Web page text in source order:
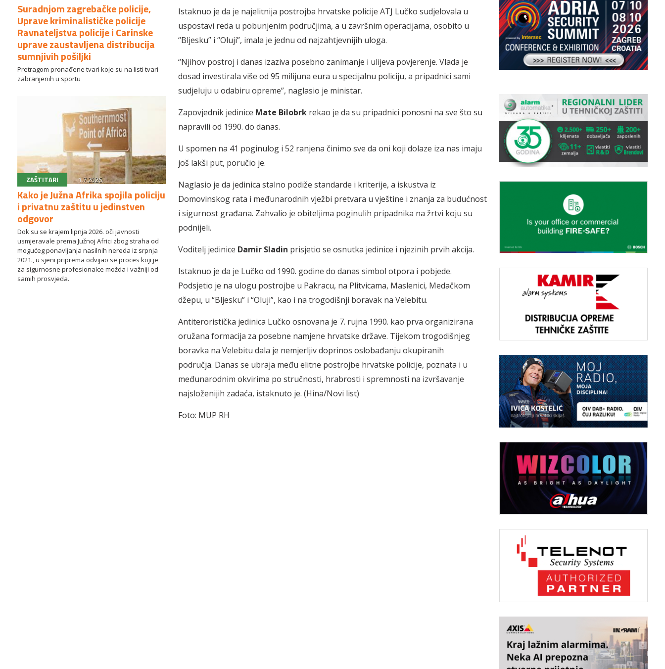
Suradnjom zagrebačke policije,
Uprave kriminalističke policije
Ravnateljstva policije i Carinske
uprave zaustavljena distribucija
sumnjivih pošiljki
Pretragom pronađene tvari koje su na listi tvari
zabranjenih u sportu
ZAŠTITARI 1.7.2026.
Kako je Južna Afrika spojila policiju
i privatnu zaštitu u jedinstven
odgovor
Dok su se krajem lipnja 2026. oči javnosti
usmjeravale prema Južnoj Africi zbog straha od
mogućeg ponavljanja nasilnih nereda iz srpnja
2021., u sjeni priprema odvijao se proces koji je
za sigurnosne profesionalce možda i važniji od
samih prosvjeda.
Istaknuo je da je najelitnija postrojba hrvatske policije ATJ Lučko sudjelovala u
uspostavi reda u pobunjenim područjima, a u završnim operacijama, osobito u
“Bljesku” i “Oluji”, imala je jednu od najzahtjevnijih uloga.
“Njihov postroj i danas izaziva posebno zanimanje i ulijeva povjerenje. Vlada je
dosad investirala više od 95 milijuna eura u specijalnu policiju, a pripadnici sami
sudjeluju u odabiru opreme”, naglasio je ministar.
Zapovjednik jedinice Mate Bilobrk rekao je da su pripadnici ponosni na sve što su
napravili od 1990. do danas.
U spomen na 41 poginulog i 52 ranjena činimo sve da oni koji dolaze iza nas imaju
još lakši put, poručio je.
Naglasio je da jedinica stalno podiže standarde i kriterije, a iskustva iz
Domovinskog rata i međunarodnih vježbi pretvara u vještine i znanja za budućnost
i sigurnost građana. Zahvalio je obiteljima poginulih pripadnika na žrtvi koju su
podnijeli.
Voditelj jedinice Damir Sladin prisjetio se osnutka jedinice i njezinih prvih akcija.
Istaknuo je da je Lučko od 1990. godine do danas simbol otpora i pobjede.
Podsjetio je na ulogu postrojbe u Pakracu, na Plitvicama, Maslenici, Medačkom
džepu, u “Bljesku” i “Oluji”, kao i na trogodišnji boravak na Velebitu.
Antiteroristička jedinica Lučko osnovana je 7. rujna 1990. kao prva organizirana
oružana formacija za posebne namjene hrvatske države. Tijekom trogodišnjeg
boravka na Velebitu dala je nemjerljiv doprinos oslobađanju okupiranih
područja. Danas se ubraja među elitne postrojbe hrvatske policije, poznata i u
međunarodnim okvirima po stručnosti, hrabrosti i spremnosti na izvršavanje
najsloženijih zadaća, istaknuto je. (Hina/Novi list)
Foto: MUP RH